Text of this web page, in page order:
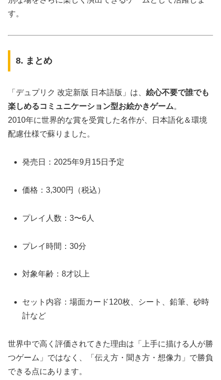
す。
8. まとめ
「デュプリク 改定新版 日本語版」は、 絵心不要で誰でも
楽しめるコミュニケーション型お絵かきゲーム。
2010年に世界的な賞を受賞した名作が、日本語化＆環境
配慮仕様で蘇りました。
発売日：2025年9月15日予定
価格：3,300円（税込）
プレイ人数：3〜6人
プレイ時間：30分
対象年齢：8才以上
セット内容：場面カード120枚、シート、鉛筆、砂時
計など
世界中で高く評価されてきた理由は「上手に描ける人が勝
つゲーム」ではなく、「伝え方・聞き方・想像力」で勝負
できる点にあります。